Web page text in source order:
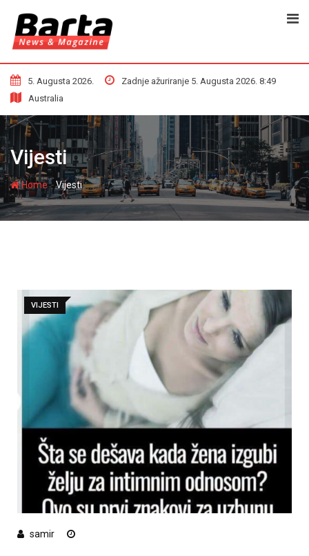
5. Augusta 2026.
Zadnje ažuriranje 5. Augusta 2026. 8:49
Australia
Vijesti
Home-Vijesti
VIJESTI
samir